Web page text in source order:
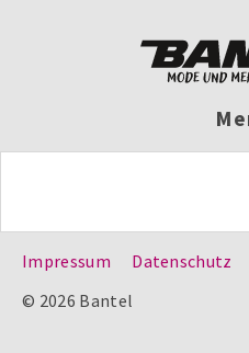
Impressum Datenschutz
© 2026 Bantel